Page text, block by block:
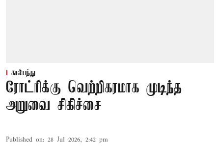
கால்பந்து
ரோட்ரிக்கு வெற்றிகரமாக முடிந்த
அறுவை சிகிச்சை
Published on: 28 Jul 2026, 2:42 pm